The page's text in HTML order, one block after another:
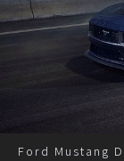
Ford Mustang